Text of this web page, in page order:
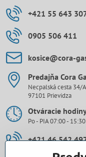
+421 55 643
0905 506 411
kosice​@cora-
Predajňa Cora
Necpalská cesta 34/A
97101 Prievidza
Otváracie
Po - PIA 07:00 - 15:30
+421 46 542